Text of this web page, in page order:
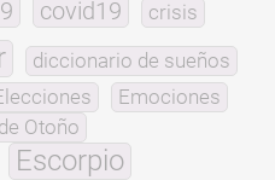
covid19 crisis
diccionario de sueños
Emociones
Otoño
Escorpio